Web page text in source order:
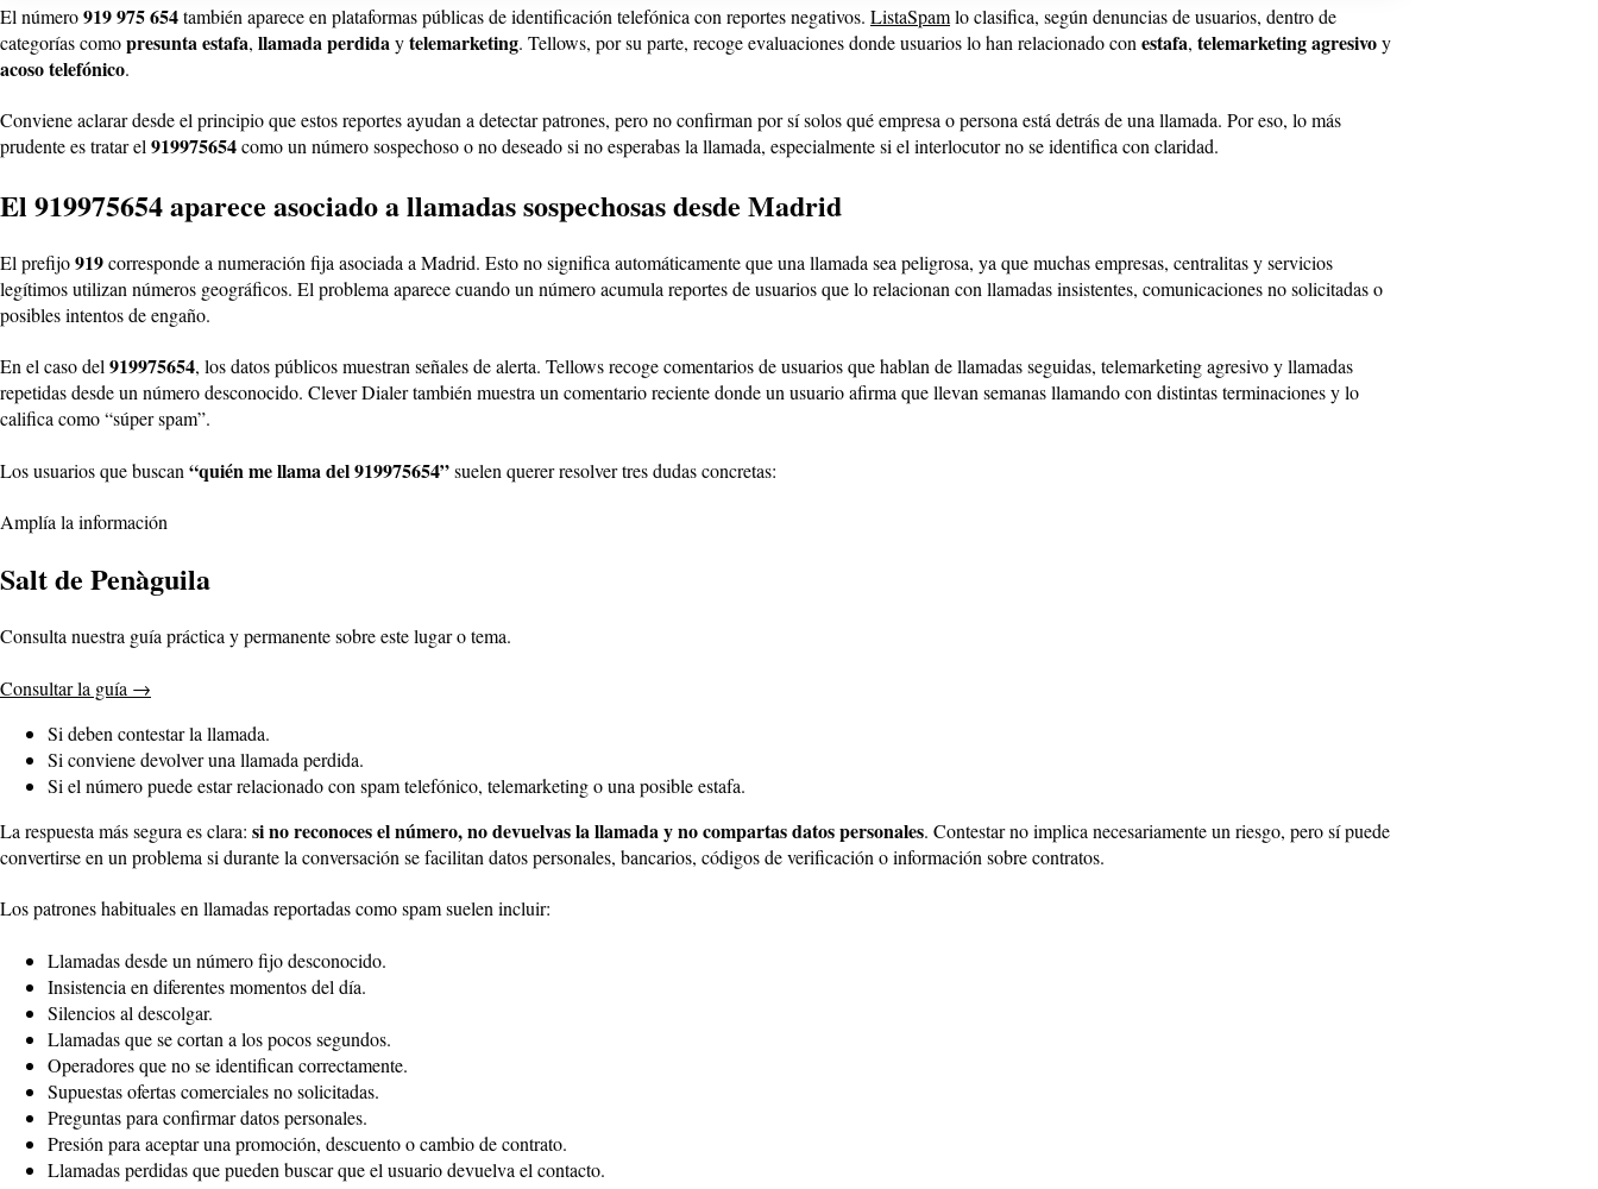
El número919 975 654también aparece en plataformas públicas de identificación telefónica con reportes negativos. ListaSpamlo clasifica, según denuncias de usuarios, dentro de
categorías comopresunta estafa, llamada perdida ytelemarketing. Tellows, por su parte, recoge evaluaciones donde usuarios lo han relacionado con estafa, telemarketing agresivoy
acoso telefónico.
Conviene aclarar desde el principio que estos reportes ayudan a detectar patrones, pero no confirman por sí solos qué empresa o persona está detrás de una llamada. Por eso, lo más
prudente es tratar el 919975654como un número sospechoso o no deseado si no esperabas la llamada, especialmente si el interlocutor no se identifica con claridad.
El 919975654 aparece asociado a llamadas sospechosas desde Madrid
El prefijo919corresponde a numeración fija asociada a Madrid. Esto no significa automáticamente que una llamada sea peligrosa, ya que muchas empresas, centralitas y servicios
legítimos utilizan números geográficos. El problema aparece cuando un número acumula reportes de usuarios que lo relacionan con llamadas insistentes, comunicaciones no solicitadas o
posibles intentos de engaño.
En el caso del919975654, los datos públicos muestran señales de alerta. Tellows recoge comentarios de usuarios que hablan de llamadas seguidas, telemarketing agresivo y llamadas
repetidas desde un número desconocido. Clever Dialer también muestra un comentario reciente donde un usuario afirma que llevan semanas llamando con distintas terminaciones y lo
califica como “súper spam”.
Los usuarios que buscan “quién me llama del 919975654”suelen querer resolver tres dudas concretas:
Amplía la información
Salt de Penàguila
Consulta nuestra guía práctica y permanente sobre este lugar o tema.
Consultar la guía →
Si deben contestar la llamada.
Si conviene devolver una llamada perdida.
Si el número puede estar relacionado con spam telefónico, telemarketing o una posible estafa.
La respuesta más segura es clara: si no reconoces el número, no devuelvas la llamada y no compartas datos personales. Contestar no implica necesariamente un riesgo, pero sí puede
convertirse en un problema si durante la conversación se facilitan datos personales, bancarios, códigos de verificación o información sobre contratos.
Los patrones habituales en llamadas reportadas como spam suelen incluir:
Llamadas desde un número fijo desconocido.
Insistencia en diferentes momentos del día.
Silencios al descolgar.
Llamadas que se cortan a los pocos segundos.
Operadores que no se identifican correctamente.
Supuestas ofertas comerciales no solicitadas.
Preguntas para confirmar datos personales.
Presión para aceptar una promoción, descuento o cambio de contrato.
Llamadas perdidas que pueden buscar que el usuario devuelva el contacto.